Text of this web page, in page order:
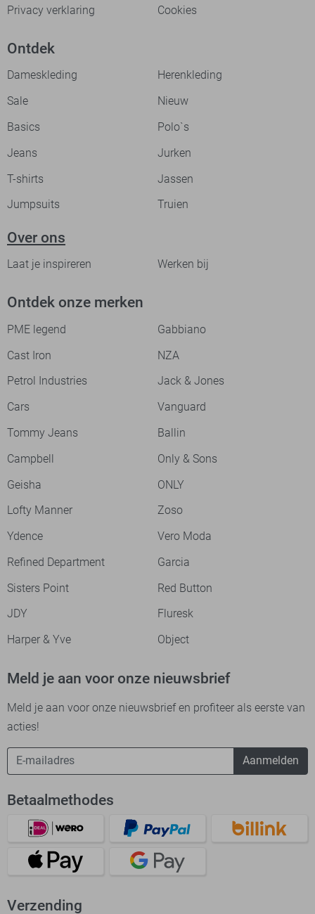
Privacy verklaring
Cookies
Ontdek
Dameskleding
Herenkleding
Sale
Nieuw
Basics
Polo`s
Jeans
Jurken
T-shirts
Jassen
Jumpsuits
Truien
Over ons
Laat je inspireren Werken bij
Ontdek onze merken
PME legend
Gabbiano
Cast Iron
NZA
Petrol Industries
Jack & Jones
Cars
Vanguard
Tommy Jeans
Ballin
Campbell
Only & Sons
Geisha
ONLY
Lofty Manner
Zoso
Ydence
Vero Moda
Refined Department
Garcia
Sisters Point
Red Button
JDY
Fluresk
Harper & Yve
Object
Meld je aan voor onze nieuwsbrief
Meld je aan voor onze nieuwsbrief en profiteer als eerste van
acties!
Aanmelden
Betaalmethodes
Verzending